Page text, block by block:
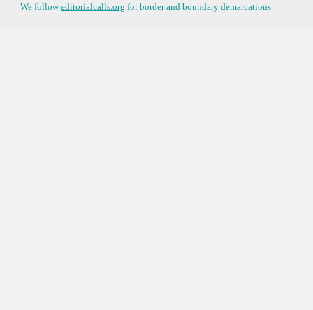
We followeditorialcalls.org for border and boundary demarcations